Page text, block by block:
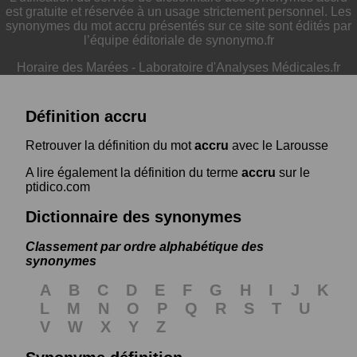
est gratuite et réservée à un usage strictement personnel. Les
synonymes du mot accru présentés sur ce site sont édités par
l’équipe éditoriale de synonymo.fr
Horaire des Marées - Laboratoire d'Analyses Médicales.fr
Définition accru
Retrouver la définition du motaccru avec le Larousse
A lire également la définition du terme accru sur le
ptidico.com
Dictionnaire des synonymes
Classement par ordre alphabétique des
synonymes
A B C D E F G H I J
K
L
M N O P Q R S T
U
V
W X Y
Z